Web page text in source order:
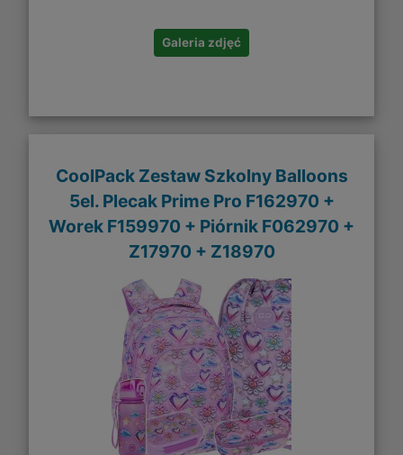
Galeria zdjęć
CoolPack Zestaw Szkolny Balloons
5el. Plecak Prime Pro F162970 +
Worek F159970 + Piórnik F062970 +
Z17970 + Z18970